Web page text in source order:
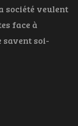
société veulent
face à
savent soi-